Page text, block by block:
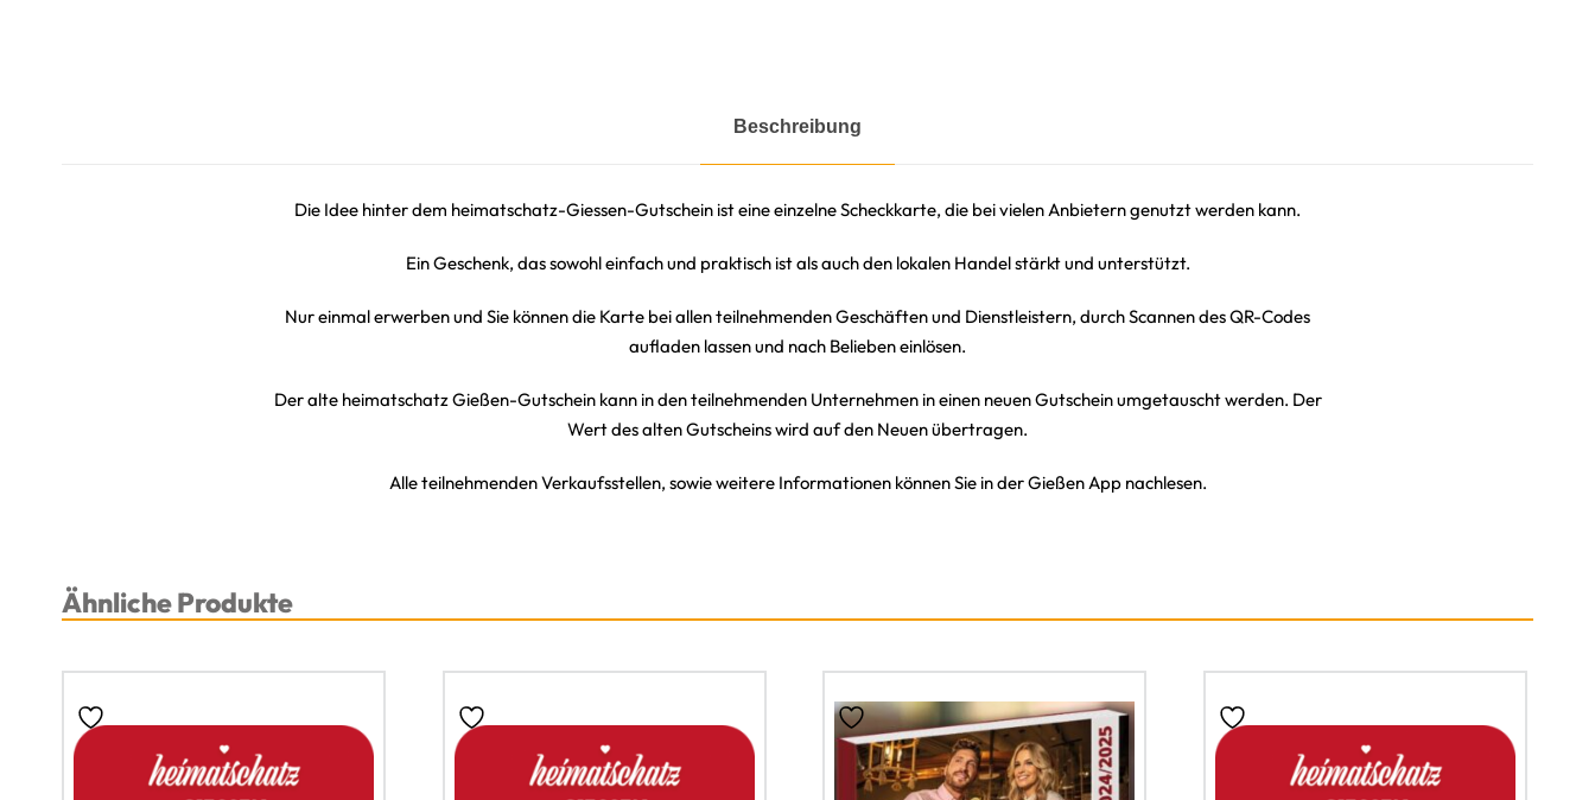
t
z
i
ß
e
n
5
E
r
Beschreibung
Die Idee hinter dem heimatschatz-Giessen-Gutschein ist eine einzelne Scheckkarte, die bei vielen Anbietern genutzt werden kann.
Ein Geschenk, das sowohl einfach und praktisch ist als auch den lokalen Handel stärkt und unterstützt.
Nur einmal erwerben und Sie können die Karte bei allen teilnehmenden Geschäften und Dienstleistern, durch Scannen des QR-Codes
aufladen lassen und nach Belieben einlösen.
Der alte heimatschatz Gießen-Gutschein kann in den teilnehmenden Unternehmen in einen neuen Gutschein umgetauscht werden. Der
Wert des alten Gutscheins wird auf den Neuen übertragen.
Alle teilnehmenden Verkaufsstellen, sowie weitere Informationen können Sie in der Gießen App nachlesen.
Ähnliche Produkte